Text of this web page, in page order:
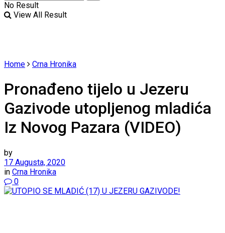
No Result
View All Result
Home Crna Hronika
Pronađeno tijelo u Jezeru
Gazivode utopljenog mladića
Iz Novog Pazara (VIDEO)
by
17 Augusta, 2020
in Crna Hronika
0